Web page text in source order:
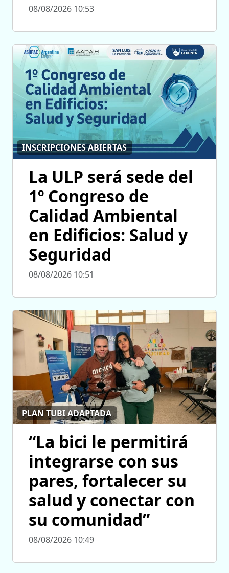
08/08/2026 10:53
INSCRIPCIONES ABIERTAS
La ULP será sede del
1º Congreso de
Calidad Ambiental
en Edificios: Salud y
Seguridad
08/08/2026 10:51
PLAN TUBI ADAPTADA
“La bici le permitirá
integrarse con sus
pares, fortalecer su
salud y conectar con
su comunidad”
08/08/2026 10:49